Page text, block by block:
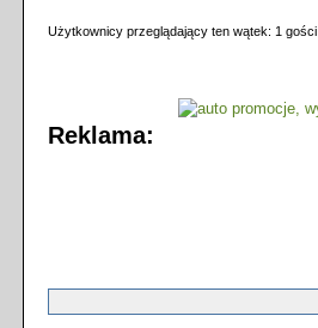
Użytkownicy przeglądający ten wątek: 1 gości
Reklama: